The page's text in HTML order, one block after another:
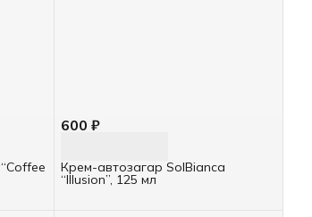
600 ₽
Крем-автозагар SolBianca
“Illusion”, 125 мл